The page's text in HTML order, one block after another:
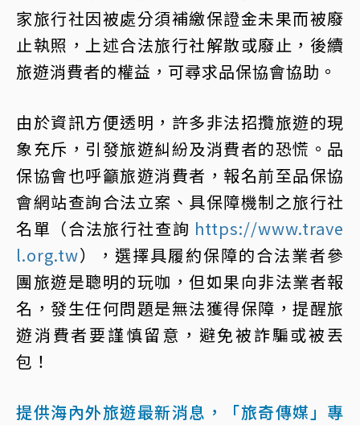
家旅行社因被處分須補繳保證金未果而被廢
止執照，上述合法旅行社解散或廢止，後續
旅遊消費者的權益，可尋求品保協會協助。
由於資訊方便透明，許多非法招攬旅遊的現
象充斥，引發旅遊糾紛及消費者的恐慌。品
保協會也呼籲旅遊消費者，報名前至品保協
會網站查詢合法立案、具保障機制之旅行社
名單（合法旅行社查詢 https://www.trave
l.org.tw），選擇具履約保障的合法業者參
團旅遊是聰明的玩咖，但如果向非法業者報
名，發生任何問題是無法獲得保障，提醒旅
遊消費者要謹慎留意，避免被詐騙或被丟
包！
提供海內外旅遊最新消息，「旅奇傳媒」專